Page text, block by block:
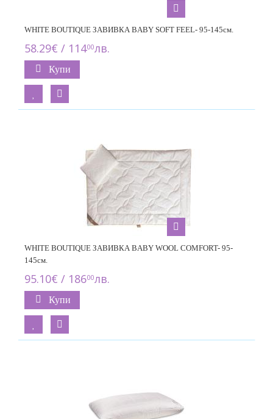
WHITE BOUTIQUE ЗАВИВКА BABY SOFT FEEL- 95-145см.
58.29€ / 11400лв.
Купи
WHITE BOUTIQUE ЗАВИВКА BABY WOOL COMFORT- 95-
145см.
95.10€ / 18600лв.
Купи